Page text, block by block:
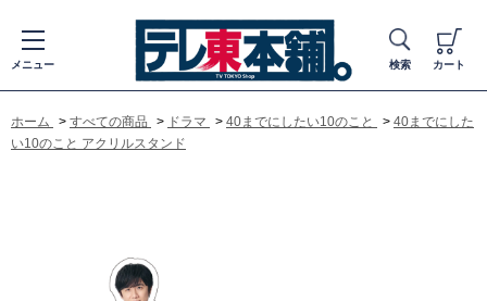
メニュー 検索 カート
ホーム > すべての商品 > ドラマ > 40までにしたい10のこと > 40までにした
い10のこと アクリルスタンド